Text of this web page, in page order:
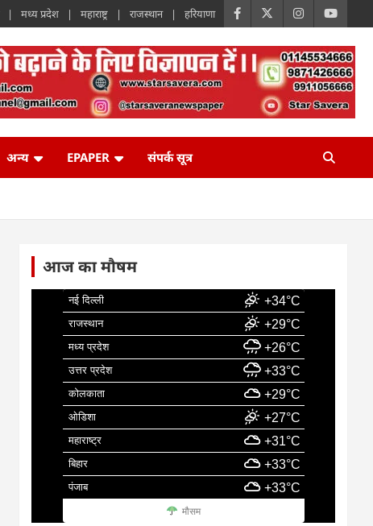
मध्य प्रदेश महाराष्ट्र राजस्थान हरियाणा
अन्य EPAPER संपर्क सूत्र
आज का मौषम
नई दिल्ली +34°C
राजस्थान +29°C
मध्य प्रदेश +26°C
उत्तर प्रदेश +33°C
कोलकाता +29°C
ओडिशा +27°C
महाराष्ट्र +31°C
बिहार +33°C
पंजाब +33°C
मौसम